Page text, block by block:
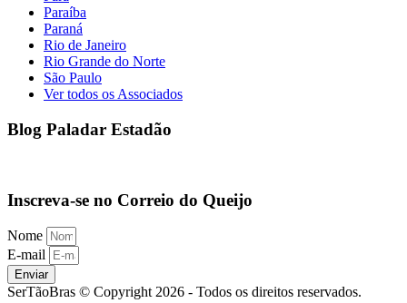
Paraíba
Paraná
Rio de Janeiro
Rio Grande do Norte
São Paulo
Ver todos os Associados
Blog Paladar Estadão
Inscreva-se no Correio do Queijo
Nome
E-mail
Enviar
SerTãoBras © Copyright 2026 - Todos os direitos reservados.